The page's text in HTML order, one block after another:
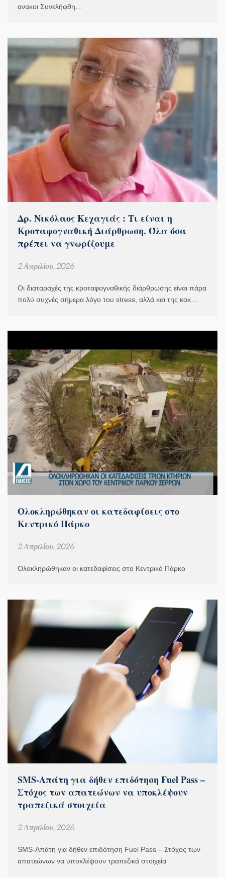
ανακοι Συνελήφθη…
Δρ. Νικόλαος Κεχαγιάς : Τι είναι η
Κροταφογναθική Διάρθρωση. Όλα όσα
πρέπει να γνωρίζουμε
2 Απριλίου, 2026
Οι διαταραχές της κροταφογναθικής διάρθρωσης είναι πάρα
πολύ συχνές σήμερα λόγο του stress, αλλά και της κακ…
Ολοκληρώθηκαν οι κατεδαφίσεις στο
Κεντρικό Πάρκο
2 Απριλίου, 2026
Ολοκληρώθηκαν οι κατεδαφίσεις στο Κεντρικό Πάρκο
SMS-Απάτη για δήθεν επιδότηση Fuel Pass –
Στόχος των απατεώνων να υποκλέψουν
τραπεζικά στοιχεία
2 Απριλίου, 2026
SMS-Απάτη για δήθεν επιδότηση Fuel Pass – Στόχος των
απατεώνων να υποκλέψουν τραπεζικά στοιχεία